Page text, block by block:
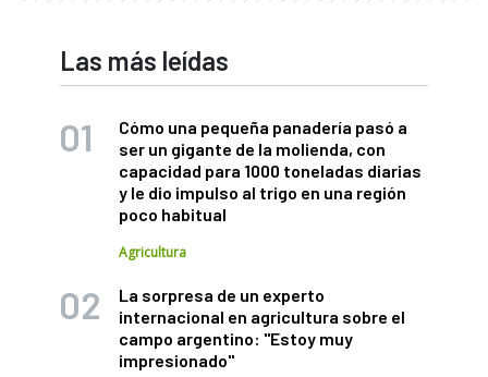
Las más leídas
Cómo una pequeña panadería pasó a
ser un gigante de la molienda, con
capacidad para 1000 toneladas diarias
y le dio impulso al trigo en una región
poco habitual
Agricultura
La sorpresa de un experto
internacional en agricultura sobre el
campo argentino: "Estoy muy
impresionado"